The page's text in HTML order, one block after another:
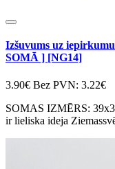
Izšuvums uz
SOMĀ ] [NG14]
3.90€ Bez PVN: 3.22€
SOMAS IZMĒRS:
ir lieliska ideja